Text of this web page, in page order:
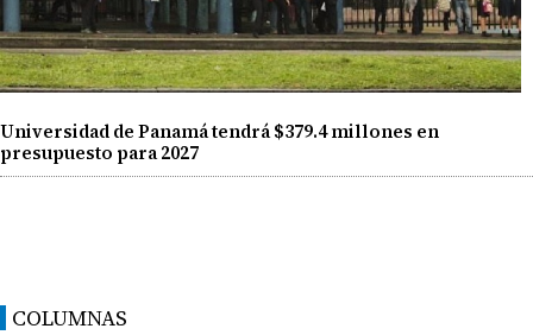
Universidad de Panamá tendrá $379.4 millones en
presupuesto para 2027
COLUMNAS